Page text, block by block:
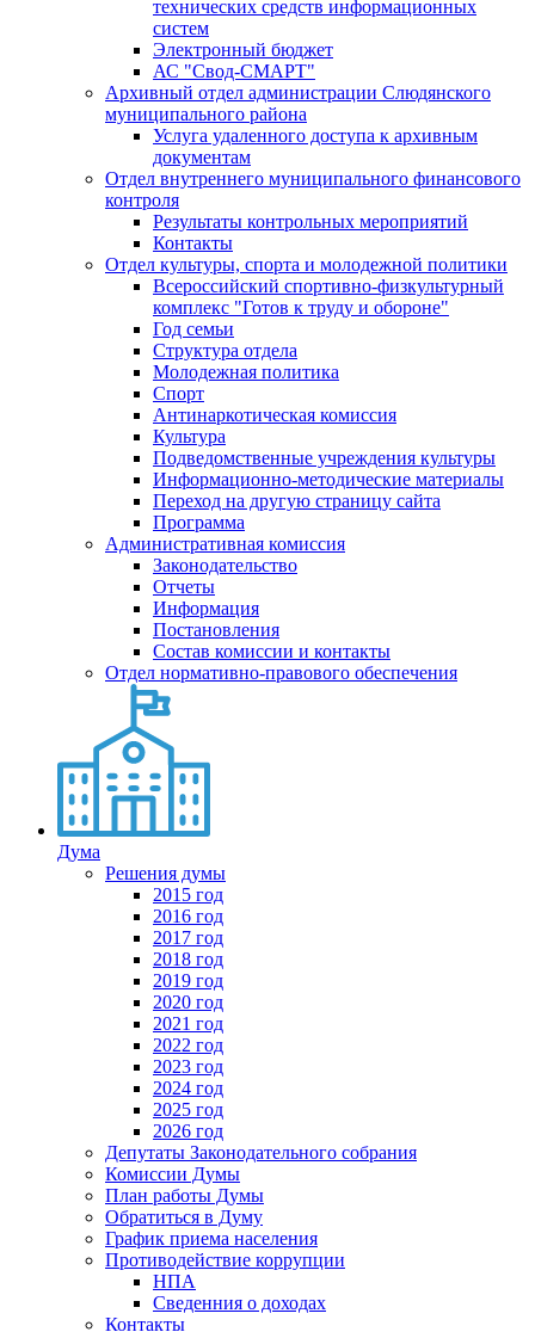
технических средств информационных
систем
Электронный бюджет
АС "Свод-СМАРТ"
Архивный отдел администрации Слюдянского
муниципального района
Услуга удаленного доступа к архивным
документам
Отдел внутреннего муниципального финансового
контроля
Результаты контрольных мероприятий
Контакты
Отдел культуры, спорта и молодежной политики
Всероссийский спортивно-физкультурный
комплекс "Готов к труду и обороне"
Год семьи
Структура отдела
Молодежная политика
Спорт
Антинаркотическая комиссия
Культура
Подведомственные учреждения культуры
Информационно-методические материалы
Переход на другую страницу сайта
Программа
Административная комиссия
Законодательство
Отчеты
Информация
Постановления
Состав комиссии и контакты
Отдел нормативно-правового обеспечения
Дума
Решения думы
2015 год
2016 год
2017 год
2018 год
2019 год
2020 год
2021 год
2022 год
2023 год
2024 год
2025 год
2026 год
Депутаты Законодательного собрания
Комиссии Думы
План работы Думы
Обратиться в Думу
График приема населения
Противодействие коррупции
НПА
Сведенния о доходах
Контакты